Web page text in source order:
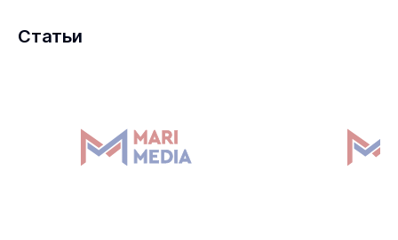
Статьи